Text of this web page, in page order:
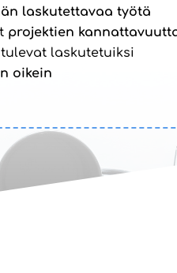
laskutettavaa työtä
projektien
laskutetuiksi
oikein